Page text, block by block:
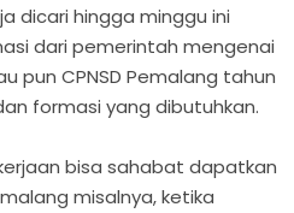
dicari hingga minggu ini
dari pemerintah mengenai
pun CPNSD Pemalang tahun
formasi yang dibutuhkan.
bisa sahabat dapatkan
misalnya, ketika